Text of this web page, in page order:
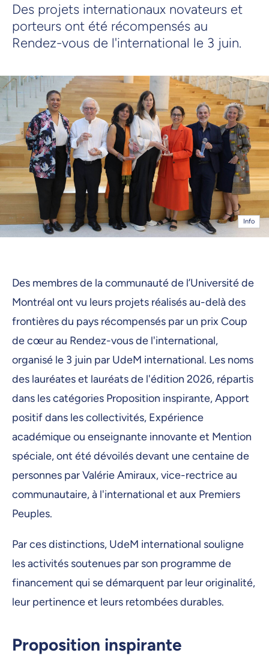
Des projets internationaux novateurs et
porteurs ont été récompensés au
Rendez-vous de l'international le 3 juin.
Info
Des membres de la communauté de l’Université de
Montréal ont vu leurs projets réalisés au-delà des
frontières du pays récompensés par un prix Coup
de cœur au Rendez-vous de l'international,
organisé le 3 juin par UdeM international. Les noms
des lauréates et lauréats de l'édition 2026, répartis
dans les catégories Proposition inspirante, Apport
positif dans les collectivités, Expérience
académique ou enseignante innovante et Mention
spéciale, ont été dévoilés devant une centaine de
personnes par Valérie Amiraux, vice-rectrice au
communautaire, à l'international et aux Premiers
Peuples.
Par ces distinctions, UdeM international souligne
les activités soutenues par son programme de
financement qui se démarquent par leur originalité,
leur pertinence et leurs retombées durables.
Proposition inspirante